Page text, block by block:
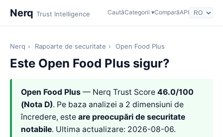
Nerq Trust Intelligence CautăCategorii ▾ComparăAPI
Nerq › Rapoarte de securitate › Open Food Plus
Este Open Food Plus sigur?
Open Food Plus — Nerq Trust Score 46.0/100
(Nota D). Pe baza analizei a 2 dimensiuni de
încredere, este are preocupări de securitate
notabile. Ultima actualizare: 2026-08-06.